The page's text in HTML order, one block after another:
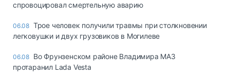
спровоцировал смертельную аварию
06.08 Трое человек получили травмы при столкновении
легковушки и двух грузовиков в Могилеве
06.08 Во Фрунзенском районе Владимира МАЗ
протаранил Lada Vesta